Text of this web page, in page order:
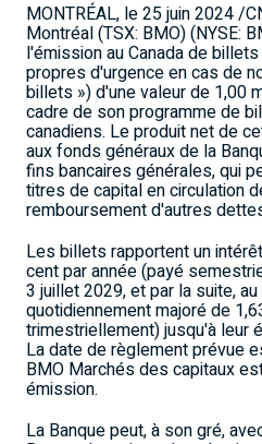
MONTRÉAL, le 25 juin 2024/
Montréal (TSX: BMO) (NYSE:
l'émission auCanadade
propres d'urgence en cas de
billets ») d'une valeur de 1,00
cadre de son programme de
canadiens. Le produit net de
aux fonds généraux de la
fins bancaires générales, qui
titres de capital en circulation
remboursement d'autres
Les billets rapportent un
cent par année (payé
3 juillet 2029, et par la suite,
quotidiennement majoré de
trimestriellement) jusqu'à leur
La date de règlement prévue
BMO Marchés des capitaux
émission.
La Banque peut, à son gré,